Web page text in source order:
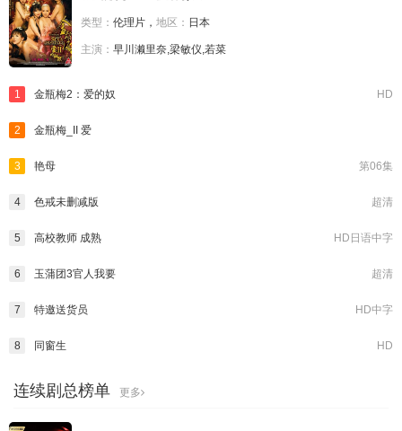
类型： 伦理片， 地区： 日本
主演： 早川濑里奈,梁敏仪,若菜
HD
1 金瓶梅2：爱的奴
2 金瓶梅_II 爱
第06集
3 艳母
超清
4 色戒未删减版
HD日语中字
5 高校教师 成熟
超清
6 玉蒲团3官人我要
HD中字
7 特邀送货员
HD
8 同窗生
连续剧总榜单 更多